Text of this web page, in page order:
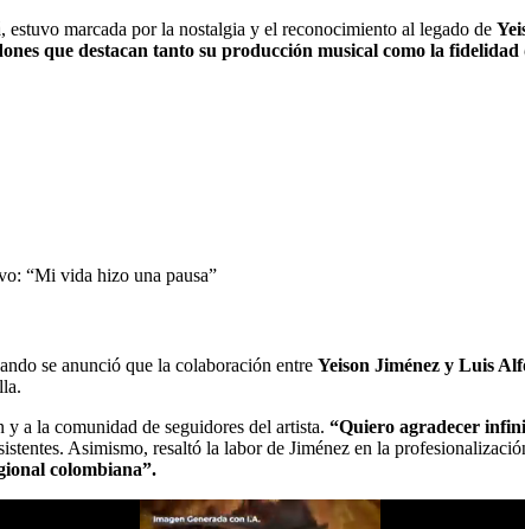
estuvo marcada por la nostalgia y el reconocimiento al legado de
que destacan tanto su producción musical como la fidelidad
“Mi vida hizo una pausa”
se anunció que la colaboración entre Yeison Jiménez y Luis
a la comunidad de seguidores del artista. “Quiero agradecer
Asimismo, resaltó la labor de Jiménez en la
colombiana”.